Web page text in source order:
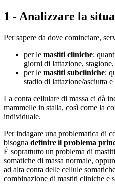
1 - Analizzare la
Per sapere da dove cominciare,
per le mastiti cliniche:
giorni di lattazione,
per le mastiti subcliniche:
stadio di lattazione/asciutta
La conta cellulare di massa ci dà
mammelle in stalla, così come la
individuale.
Per indagare una problematica di
bisogna definire il problema
È soprattutto un problema di
somatiche di massa normale,
ad alta conta delle cellule
combinazione di mastiti cliniche e